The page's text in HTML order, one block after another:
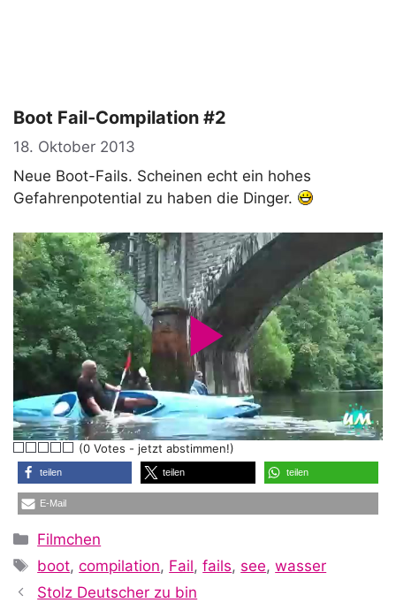
Boot Fail-Compilation #2
18. Oktober 2013
Neue Boot-Fails. Scheinen echt ein hohes
Gefahrenpotential zu haben die Dinger.
P
l
a
y
(0 Votes - jetzt abstimmen!)
teilen teilen teilen
E-Mail
Kategorien
Filmchen
Schlagwörter
boot,compilation, Fail,fails, see,wasser
Stolz Deutscher zu bin